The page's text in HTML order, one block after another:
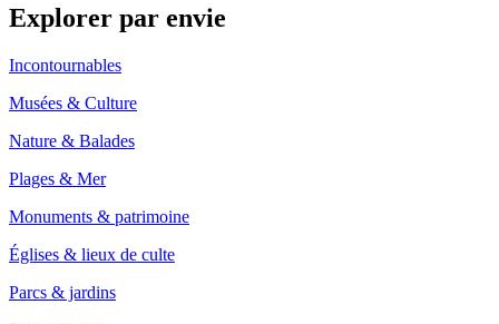
Explorer par envie
Incontournables
Musées & Culture
Nature & Balades
Plages & Mer
Monuments & patrimoine
Églises & lieux de culte
Parcs & jardins